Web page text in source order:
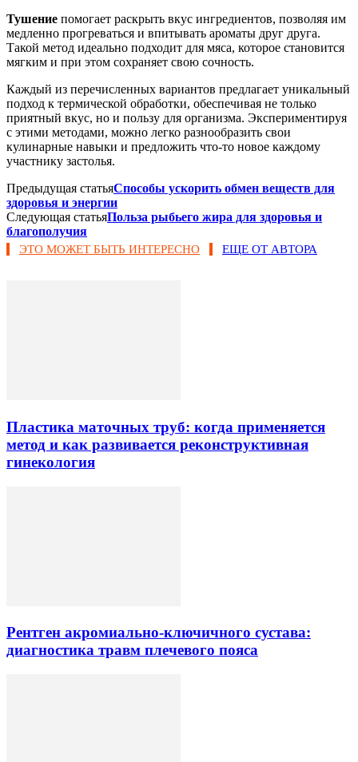
Тушение помогает раскрыть вкус ингредиентов, позволяя им
медленно прогреваться и впитывать ароматы друг друга.
Такой метод идеально подходит для мяса, которое становится
мягким и при этом сохраняет свою сочность.
Каждый из перечисленных вариантов предлагает уникальный
подход к термической обработки, обеспечивая не только
приятный вкус, но и пользу для организма. Экспериментируя
с этими методами, можно легко разнообразить свои
кулинарные навыки и предложить что-то новое каждому
участнику застолья.
Предыдущая статьяСпособы ускорить обмен веществ для
здоровья и энергии
Следующая статьяПольза рыбьего жира для здоровья и
благополучия
ЭТО МОЖЕТ БЫТЬ ИНТЕРЕСНО ЕЩЕ ОТ АВТОРА
Пластика маточных труб: когда применяется
метод и как развивается реконструктивная
гинекология
Рентген акромиально-ключичного сустава:
диагностика травм плечевого пояса